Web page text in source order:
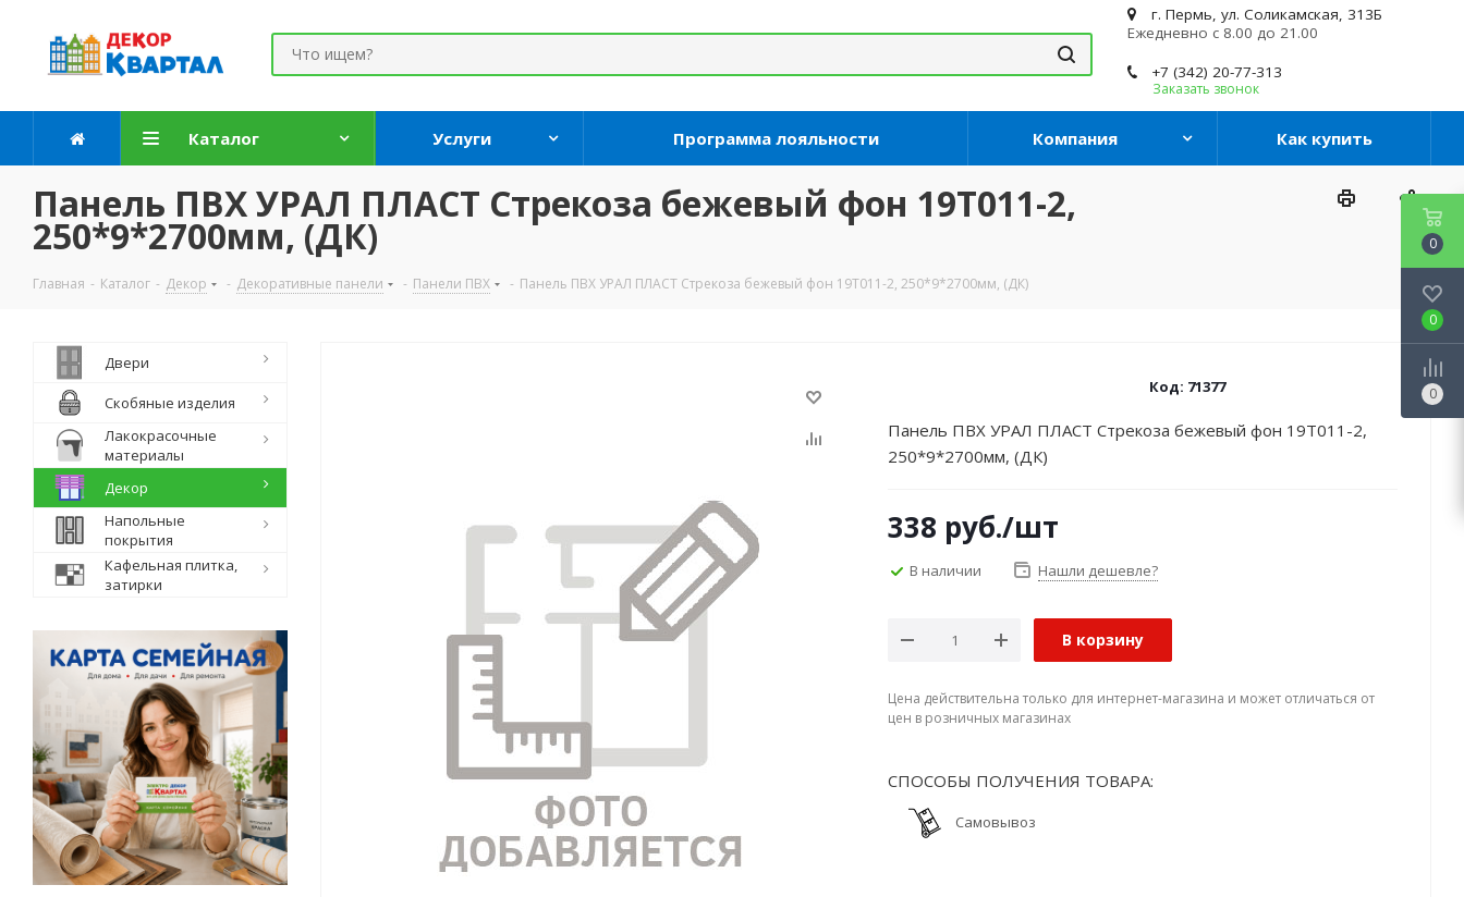
г. Пермь, ул. Соликамская, 313Б
Ежедневно с 8.00 до 21.00
+7 (342) 20-77-313
Заказать звонок
Каталог Услуги Программа лояльности Компания Как купить
Панель ПВХ УРАЛ ПЛАСТ Стрекоза бежевый фон 19Т011-2,
250*9*2700мм, (ДК)
Главная - Каталог - Декор - Декоративные панели - Панели ПВХ - Панель ПВХ УРАЛ ПЛАСТ Стрекоза бежевый фон 19Т011-2, 250*9*2700мм, (ДК)
Код: 71377
Панель ПВХ УРАЛ ПЛАСТ Стрекоза бежевый фон 19Т011-2,
250*9*2700мм, (ДК)
338 руб./шт
В наличии Нашли дешевле?
В корзину
Цена действительна только для интернет-магазина и может отличаться от
цен в розничных магазинах
СПОСОБЫ ПОЛУЧЕНИЯ ТОВАРА:
Самовывоз
Двери
Скобяные изделия
Лакокрасочные
материалы
Декор
Напольные
покрытия
Кафельная плитка,
затирки
0
0
0